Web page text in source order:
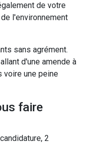
de votre
l'environnement
sans agrément.
d'une amende à
voire une peine
faire
2